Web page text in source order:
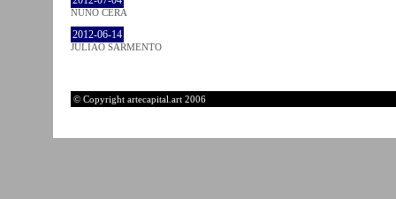
NUNO CERA
2012-06-14
JULIÃO SARMENTO
© Copyright artecapital.art 2006